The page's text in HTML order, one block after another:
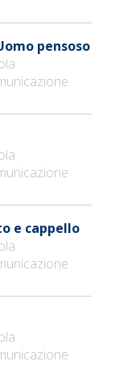
pensoso
e cappello